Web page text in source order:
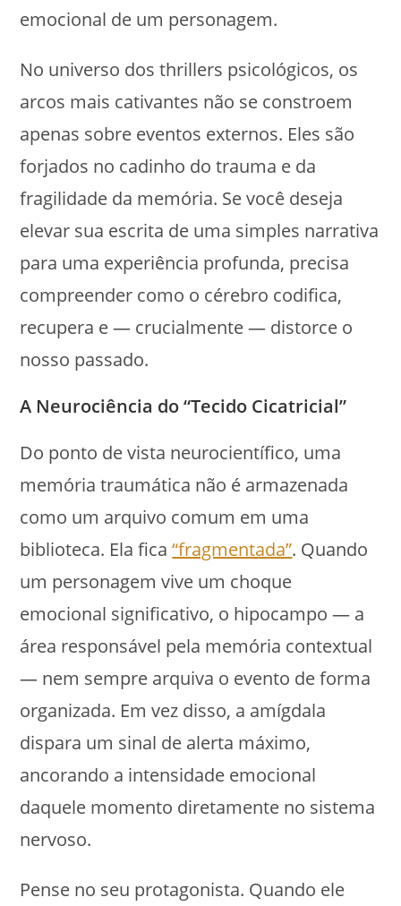
emocional de um personagem.
No universo dos thrillers psicológicos, os
arcos mais cativantes não se constroem
apenas sobre eventos externos. Eles são
forjados no cadinho do trauma e da
fragilidade da memória. Se você deseja
elevar sua escrita de uma simples narrativa
para uma experiência profunda, precisa
compreender como o cérebro codifica,
recupera e — crucialmente — distorce o
nosso passado.
A Neurociência do “Tecido Cicatricial”
Do ponto de vista neurocientífico, uma
memória traumática não é armazenada
como um arquivo comum em uma
biblioteca. Ela fica“fragmentada”. Quando
um personagem vive um choque
emocional significativo, o hipocampo — a
área responsável pela memória contextual
— nem sempre arquiva o evento de forma
organizada. Em vez disso, a amígdala
dispara um sinal de alerta máximo,
ancorando a intensidade emocional
daquele momento diretamente no sistema
nervoso.
Pense no seu protagonista. Quando ele